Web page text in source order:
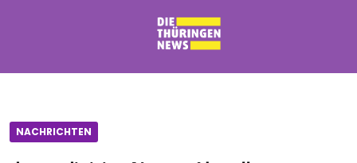
NACHRICHTEN